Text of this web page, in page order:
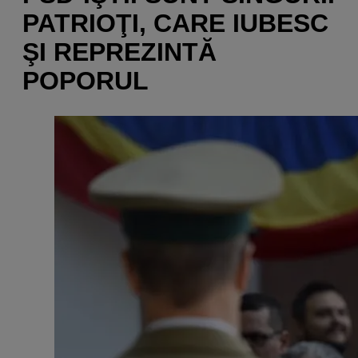
PATRIOŢI, CARE IUBESC
ŞI REPREZINTĂ
POPORUL